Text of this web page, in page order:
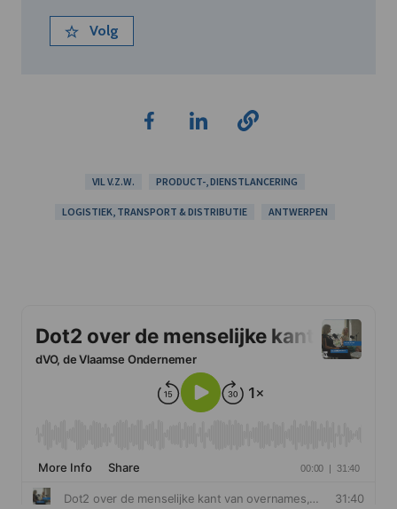
Volg
VIL V.Z.W. PRODUCT-, DIENSTLANCERING
LOGISTIEK, TRANSPORT & DISTRIBUTIE ANTWERPEN